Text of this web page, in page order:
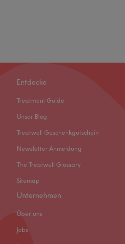
Entdecke
Treatment Guide
Unser Blog
Treatwell Geschenkgutschein
Newsletter Anmeldung
The Treatwell Glossary
Sitemap
Unternehmen
Über uns
Jobs